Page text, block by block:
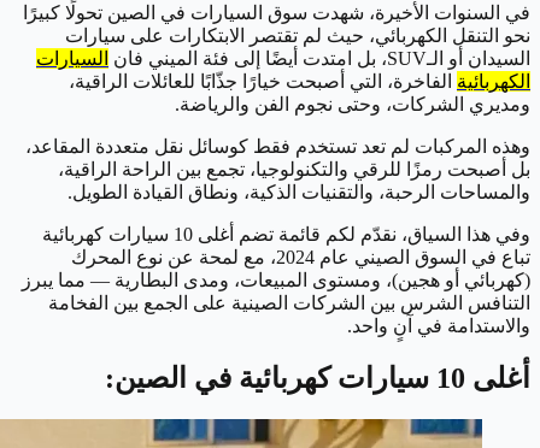
في السنوات الأخيرة، شهدت سوق السيارات في الصين تحولًا كبيرًا
نحو التنقل الكهربائي، حيث لم تقتصر الابتكارات على سيارات
السيدان أو الـSUV، بل امتدت أيضًا إلى فئة الميني فان
السيارات
الكهربائية الفاخرة، التي أصبحت خيارًا جذّابًا للعائلات الراقية،
ومديري الشركات، وحتى نجوم الفن والرياضة.
وهذه المركبات لم تعد تستخدم فقط كوسائل نقل متعددة المقاعد،
بل أصبحت رمزًا للرقي والتكنولوجيا، تجمع بين الراحة الراقية،
والمساحات الرحبة، والتقنيات الذكية، ونطاق القيادة الطويل.
وفي هذا السياق، نقدّم لكم قائمة تضم أغلى 10 سيارات كهربائية
تباع في السوق الصيني عام 2024، مع لمحة عن نوع المحرك
(كهربائي أو هجين)، ومستوى المبيعات، ومدى البطارية — مما يبرز
التنافس الشرس بين الشركات الصينية على الجمع بين الفخامة
والاستدامة في آنٍ واحد.
أغلى 10 سيارات كهربائية في الصين: